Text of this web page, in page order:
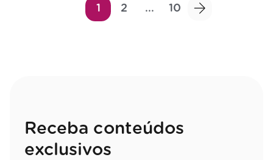
1 2 ... 10
Receba conteúdos
exclusivos